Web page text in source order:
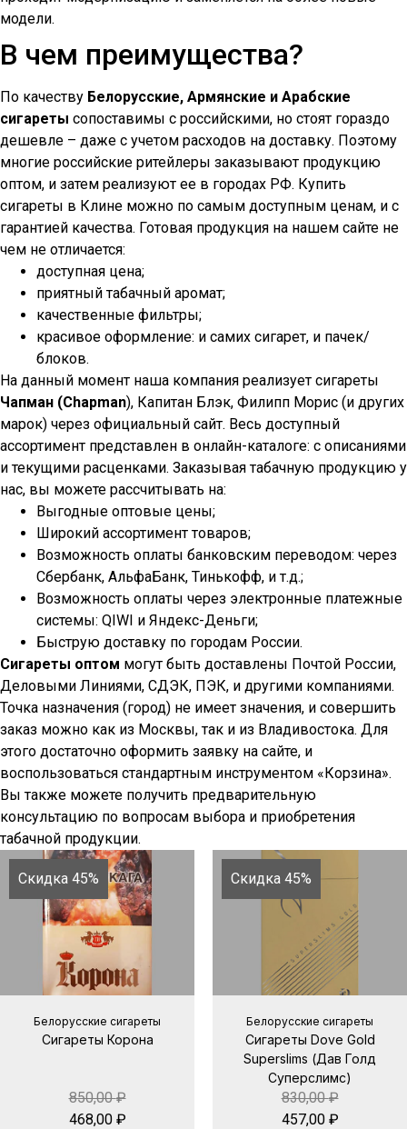
модели.
В чем преимущества?
По качеству Белорусские, Армянские и Арабские
сигареты сопоставимы с российскими, но стоят гораздо
дешевле – даже с учетом расходов на доставку. Поэтому
многие российские ритейлеры заказывают продукцию
оптом, и затем реализуют ее в городах РФ. Купить
сигареты в Клине можно по самым доступным ценам, и с
гарантией качества. Готовая продукция на нашем сайте не
чем не отличается:
доступная цена;
приятный табачный аромат;
качественные фильтры;
красивое оформление: и самих сигарет, и пачек/
блоков.
На данный момент наша компания реализует сигареты
Чапман (Chapman), Капитан Блэк, Филипп Морис (и других
марок) через официальный сайт. Весь доступный
ассортимент представлен в онлайн-каталоге: с описаниями
и текущими расценками. Заказывая табачную продукцию у
нас, вы можете рассчитывать на:
Выгодные оптовые цены;
Широкий ассортимент товаров;
Возможность оплаты банковским переводом: через
Сбербанк, АльфаБанк, Тинькофф, и т.д.;
Возможность оплаты через электронные платежные
системы: QIWI и Яндекс-Деньги;
Быструю доставку по городам России.
Сигареты оптом могут быть доставлены Почтой России,
Деловыми Линиями, СДЭК, ПЭК, и другими компаниями.
Точка назначения (город) не имеет значения, и совершить
заказ можно как из Москвы, так и из Владивостока. Для
этого достаточно оформить заявку на сайте, и
воспользоваться стандартным инструментом «Корзина».
Вы также можете получить предварительную
консультацию по вопросам выбора и приобретения
табачной продукции.
Скидка 45%
Белорусские сигареты
Сигареты Корона
850,00₽
468,00 ₽
Скидка 45%
Белорусские сигареты
Сигареты Dove Gold
Superslims (Дав Голд
Суперслимс)
830,00₽
457,00 ₽